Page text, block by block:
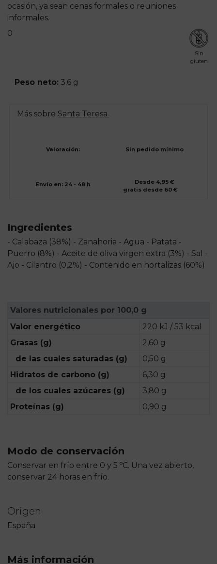
ocasión, ya sean cenas formales o reuniones
informales.
0
Sin
gluten
Peso neto: 3.6 g
Más sobre Santa Teresa
Valoración: Sin pedido mínimo
Envío en: 24 - 48 h
Desde 4,95 €
gratis desde 60 €
Ingredientes
- Calabaza (38%) - Zanahoria - Agua - Patata -
Puerro (8%) - Aceite de oliva virgen extra (3%) - Sal -
Ajo - Cilantro (0,2%) - Contenido en hortalizas (60%)
Valores nutricionales por 100,0 g
Valor energético
220 kJ / 53 kcal
Grasas (g)
2,60 g
de las cuales saturadas (g)
0,50 g
Hidratos de carbono (g)
6,30 g
de los cuales azúcares (g)
3,80 g
Proteínas (g)
0,90 g
Modo de conservación
Conservar en frío entre 0 y 5 ºC. Una vez abierto,
conservar 24 horas en frío.
Origen
España
Más información